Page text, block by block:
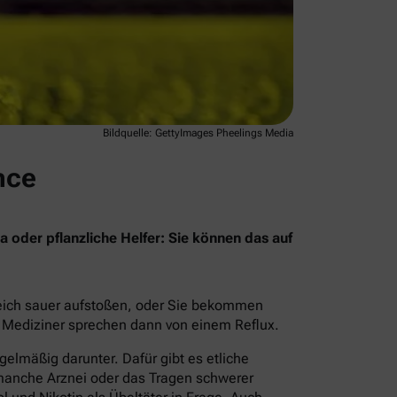
Bildquelle: GettyImages Pheelings Media
oder pflanzliche Helfer: Sie können das auf
sauer aufstoßen, oder Sie bekommen
sprechen dann von einem Reflux.
darunter. Dafür gibt es etliche
Arznei oder das Tragen schwerer